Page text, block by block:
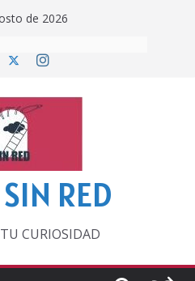
de 2026
entonces…
de recomendar
RED
CURIOSIDAD